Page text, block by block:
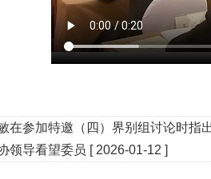
在参加特邀（四）界别组讨论时指
领导看望委员 [ 2026-01-12 ]